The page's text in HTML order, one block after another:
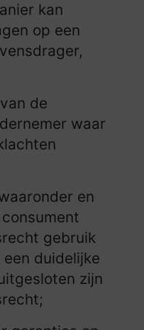
kan
op een
de
waar
en
gebruik
duidelijke
zijn